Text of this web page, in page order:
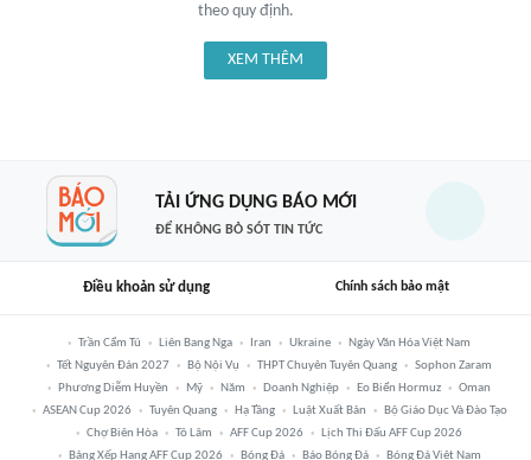
theo quy định.
XEM THÊM
TẢI ỨNG DỤNG BÁO MỚI
ĐỂ KHÔNG BỎ SÓT TIN TỨC
Điều khoản sử dụng Chính sách bảo mật
Trần Cẩm Tú Liên Bang Nga Iran Ukraine
Ngày Văn Hóa Việt Nam
Tết Nguyên Đán 2027
Bộ Nội Vụ THPT Chuyên Tuyên Quang
Sophon Zaram
Phương Diễm Huyền
Mỹ Năm Doanh Nghiệp Eo Biển Hormuz
Oman
ASEAN Cup 2026
Tuyên Quang Hạ Tầng Luật Xuất Bản
Bộ Giáo Dục Và Đào Tạo
Chợ Biên Hòa
Tô Lâm AFF Cup 2026
Lịch Thi Đấu AFF Cup 2026
Bảng Xếp Hạng AFF Cup 2026
Bóng Đá Báo Bóng Đá Bóng Đá Việt Nam